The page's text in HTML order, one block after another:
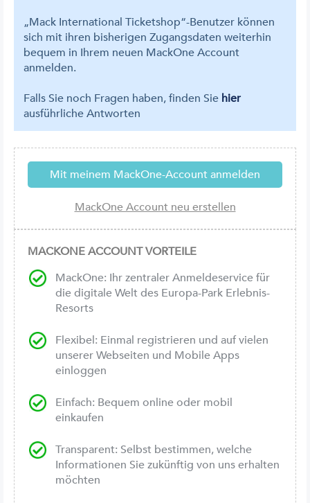
„Mack International Ticketshop“-Benutzer können
sich mit ihren bisherigen Zugangsdaten weiterhin
bequem in Ihrem neuen MackOne Account
anmelden.
Falls Sie noch Fragen haben, finden Sie hier
ausführliche Antworten
MACKONE ACCOUNT VORTEILE
MackOne: Ihr zentraler Anmeldeservice für
die digitale Welt des Europa-Park Erlebnis-
Resorts
Flexibel: Einmal registrieren und auf vielen
unserer Webseiten und Mobile Apps
einloggen
Einfach: Bequem online oder mobil
einkaufen
Transparent: Selbst bestimmen, welche
Informationen Sie zukünftig von uns erhalten
möchten